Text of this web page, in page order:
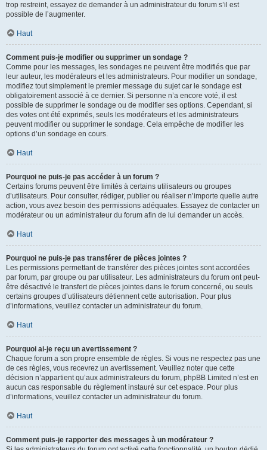
trop restreint, essayez de demander à un administrateur du forum s’il est
possible de l’augmenter.
Haut
Comment puis-je modifier ou supprimer un sondage ?
Comme pour les messages, les sondages ne peuvent être modifiés que par
leur auteur, les modérateurs et les administrateurs. Pour modifier un sondage,
modifiez tout simplement le premier message du sujet car le sondage est
obligatoirement associé à ce dernier. Si personne n’a encore voté, il est
possible de supprimer le sondage ou de modifier ses options. Cependant, si
des votes ont été exprimés, seuls les modérateurs et les administrateurs
peuvent modifier ou supprimer le sondage. Cela empêche de modifier les
options d’un sondage en cours.
Haut
Pourquoi ne puis-je pas accéder à un forum ?
Certains forums peuvent être limités à certains utilisateurs ou groupes
d’utilisateurs. Pour consulter, rédiger, publier ou réaliser n’importe quelle autre
action, vous avez besoin des permissions adéquates. Essayez de contacter un
modérateur ou un administrateur du forum afin de lui demander un accès.
Haut
Pourquoi ne puis-je pas transférer de pièces jointes ?
Les permissions permettant de transférer des pièces jointes sont accordées
par forum, par groupe ou par utilisateur. Les administrateurs du forum ont peut-
être désactivé le transfert de pièces jointes dans le forum concerné, ou seuls
certains groupes d’utilisateurs détiennent cette autorisation. Pour plus
d’informations, veuillez contacter un administrateur du forum.
Haut
Pourquoi ai-je reçu un avertissement ?
Chaque forum a son propre ensemble de règles. Si vous ne respectez pas une
de ces règles, vous recevrez un avertissement. Veuillez noter que cette
décision n’appartient qu’aux administrateurs du forum, phpBB Limited n’est en
aucun cas responsable du règlement instauré sur cet espace. Pour plus
d’informations, veuillez contacter un administrateur du forum.
Haut
Comment puis-je rapporter des messages à un modérateur ?